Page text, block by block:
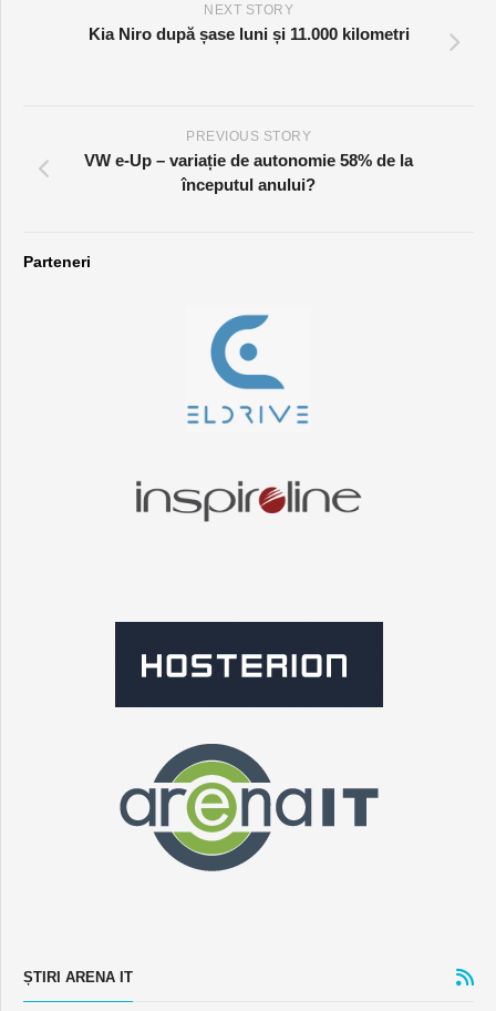
NEXT STORY
Kia Niro după șase luni și 11.000 kilometri
PREVIOUS STORY
VW e-Up – variație de autonomie 58% de la
începutul anului?
Parteneri
ȘTIRI ARENA IT